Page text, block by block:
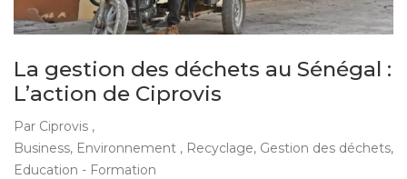
La gestion des déchets au Sénégal :
L’action de Ciprovis
Par Ciprovis ,
Business, Environnement , Recyclage, Gestion des déchets,
Education - Formation